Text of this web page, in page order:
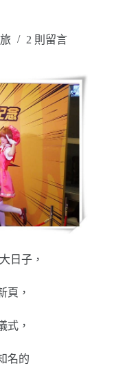
2 則留言
日子，
頁，
式，
名的